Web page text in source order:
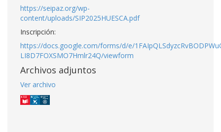
https://seipaz.org/wp-
content/uploads/SIP2025HUESCA.pdf
Inscripción:
https://docs.google.com/forms/d/e/
LI8D7FOXSMO7Hmlr24Q/viewform
Archivos adjuntos
Ver archivo